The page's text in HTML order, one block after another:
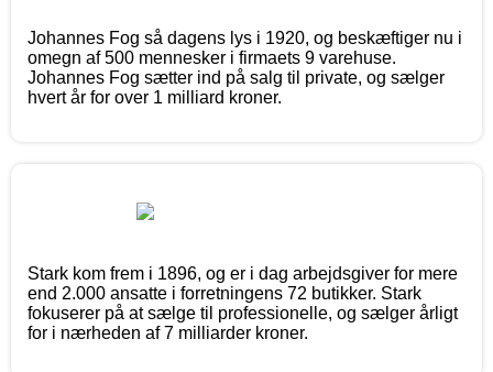
Johannes Fog så dagens lys i 1920, og beskæftiger nu i
omegn af 500 mennesker i firmaets 9 varehuse.
Johannes Fog sætter ind på salg til private, og sælger
hvert år for over 1 milliard kroner.
Stark kom frem i 1896, og er i dag arbejdsgiver for mere
end 2.000 ansatte i forretningens 72 butikker. Stark
fokuserer på at sælge til professionelle, og sælger årligt
for i nærheden af 7 milliarder kroner.